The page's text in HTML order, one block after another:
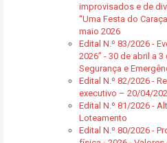
improvisados e de
“Uma Festa do
maio 2026
Edital N.º 83/2026 -
2026” - 30 de abril a
Segurança e
Edital N.º 82/2026 -
executivo – 20/04/
Edital N.º 81/2026 -
Loteamento
Edital N.º 80/2026 -